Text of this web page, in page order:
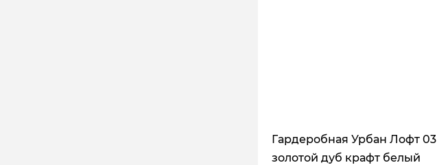
Гардеробная Урбан Лофт 03
золотой дуб крафт белый